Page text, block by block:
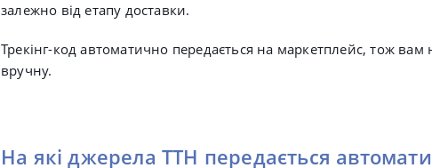
залежно від етапу доставки.
Трекінг-код автоматично передається на маркетплейс, тож вам
вручну.
На які джерела ТТН передається